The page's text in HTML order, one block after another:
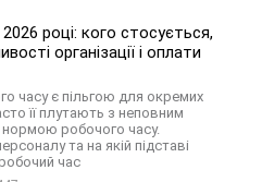
році: кого стосується,
організації і оплати
часу є пільгою для окремих
її плутають з неповним
робочого часу.
та на якій підставі
час